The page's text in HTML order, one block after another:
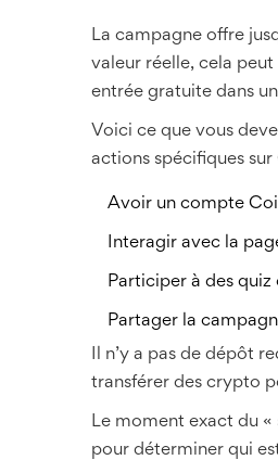
La campagne offre
valeur réelle, cela peut
entrée gratuite dans
Voici ce que vous
actions spécifiques
Avoir un compte
Interagir avec la
Participer à des quiz
Partager la
Il n’y a pas de dépôt
transférer des crypto
Le moment exact du
pour déterminer qui